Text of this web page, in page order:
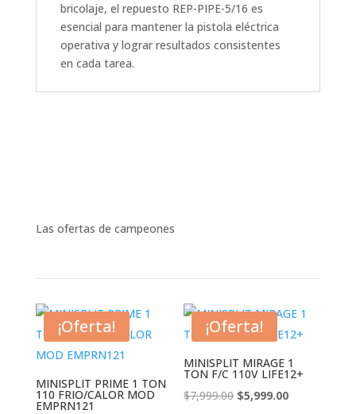
bricolaje, el repuesto REP-PIPE-5/16 es
esencial para mantener la pistola eléctrica
operativa y lograr resultados consistentes
en cada tarea.
Las ofertas de campeones
¡Oferta!
MINISPLIT PRIME 1 TON
110 FRIO/CALOR MOD
EMPRN121
¡Oferta!
MINISPLIT MIRAGE 1
TON F/C 110V LIFE12+
$7,999.00 El
$5,999.00El